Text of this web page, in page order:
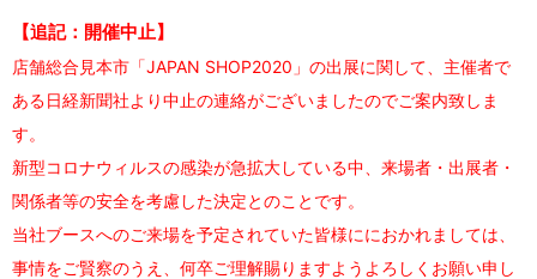
【追記：開催中止】
店舗総合見本市「JAPAN SHOP2020」の出展に関して、主催者で
ある日経新聞社より中止の連絡がございましたのでご案内致しま
す。
新型コロナウィルスの感染が急拡大している中、来場者・出展者・
関係者等の安全を考慮した決定とのことです。
当社ブースへのご来場を予定されていた皆様ににおかれましては、
事情をご賢察のうえ、何卒ご理解賜りますようよろしくお願い申し